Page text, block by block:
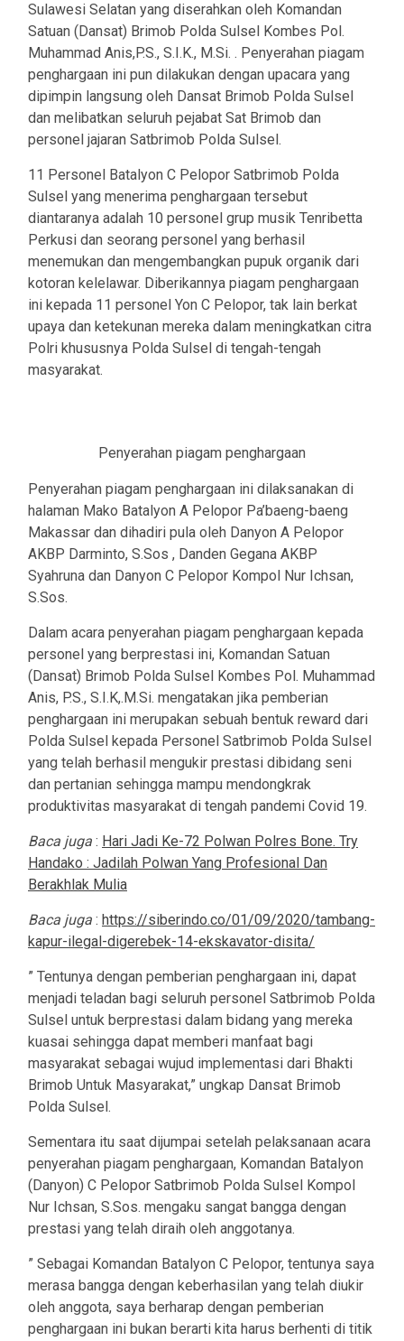
Sulawesi Selatan yang diserahkan oleh Komandan
Satuan (Dansat) Brimob Polda Sulsel Kombes Pol.
Muhammad Anis,P.S., S.I.K., M.Si. . Penyerahan piagam
penghargaan ini pun dilakukan dengan upacara yang
dipimpin langsung oleh Dansat Brimob Polda Sulsel
dan melibatkan seluruh pejabat Sat Brimob dan
personel jajaran Satbrimob Polda Sulsel.
11 Personel Batalyon C Pelopor Satbrimob Polda
Sulsel yang menerima penghargaan tersebut
diantaranya adalah 10 personel grup musik Tenribetta
Perkusi dan seorang personel yang berhasil
menemukan dan mengembangkan pupuk organik dari
kotoran kelelawar. Diberikannya piagam penghargaan
ini kepada 11 personel Yon C Pelopor, tak lain berkat
upaya dan ketekunan mereka dalam meningkatkan citra
Polri khususnya Polda Sulsel di tengah-tengah
masyarakat.
Penyerahan piagam penghargaan
Penyerahan piagam penghargaan ini dilaksanakan di
halaman Mako Batalyon A Pelopor Pa’baeng-baeng
Makassar dan dihadiri pula oleh Danyon A Pelopor
AKBP Darminto, S.Sos , Danden Gegana AKBP
Syahruna dan Danyon C Pelopor Kompol Nur Ichsan,
S.Sos.
Dalam acara penyerahan piagam penghargaan kepada
personel yang berprestasi ini, Komandan Satuan
(Dansat) Brimob Polda Sulsel Kombes Pol. Muhammad
Anis, P.S., S.I.K,.M.Si. mengatakan jika pemberian
penghargaan ini merupakan sebuah bentuk reward dari
Polda Sulsel kepada Personel Satbrimob Polda Sulsel
yang telah berhasil mengukir prestasi dibidang seni
dan pertanian sehingga mampu mendongkrak
produktivitas masyarakat di tengah pandemi Covid 19.
Baca juga : Hari Jadi Ke-72 Polwan Polres Bone. Try
Handako : Jadilah Polwan Yang Profesional Dan
Berakhlak Mulia
Baca juga : https://siberindo.co/01/09/2020/tambang-
kapur-ilegal-digerebek-14-ekskavator-disita/
” Tentunya dengan pemberian penghargaan ini, dapat
menjadi teladan bagi seluruh personel Satbrimob Polda
Sulsel untuk berprestasi dalam bidang yang mereka
kuasai sehingga dapat memberi manfaat bagi
masyarakat sebagai wujud implementasi dari Bhakti
Brimob Untuk Masyarakat,” ungkap Dansat Brimob
Polda Sulsel.
Sementara itu saat dijumpai setelah pelaksanaan acara
penyerahan piagam penghargaan, Komandan Batalyon
(Danyon) C Pelopor Satbrimob Polda Sulsel Kompol
Nur Ichsan, S.Sos. mengaku sangat bangga dengan
prestasi yang telah diraih oleh anggotanya.
” Sebagai Komandan Batalyon C Pelopor, tentunya saya
merasa bangga dengan keberhasilan yang telah diukir
oleh anggota, saya berharap dengan pemberian
penghargaan ini bukan berarti kita harus berhenti di titik